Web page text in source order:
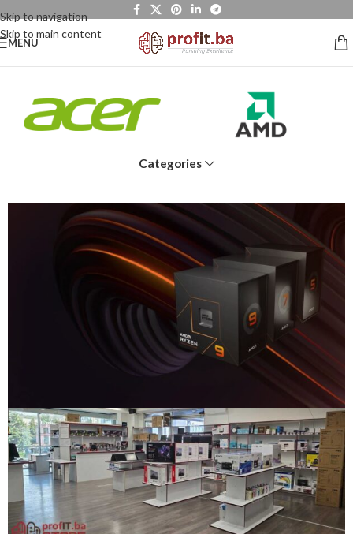
Skip to navigation
Skip to main content
MENU
Categories
Snaga radnih stanica nikada nije bila povoljnija
Nova Ryzen 7000 serija
Naruči